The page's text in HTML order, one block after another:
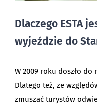
Dlaczego ESTA
wyjeździe do
W 2009 roku doszło do
Dlatego też, ze
zmuszać turystów